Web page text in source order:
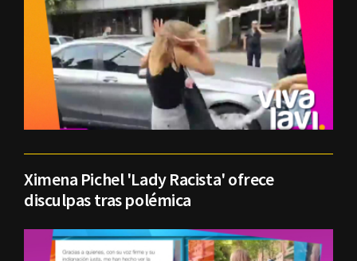
Ximena Pichel 'Lady Racista' ofrece
disculpas tras polémica